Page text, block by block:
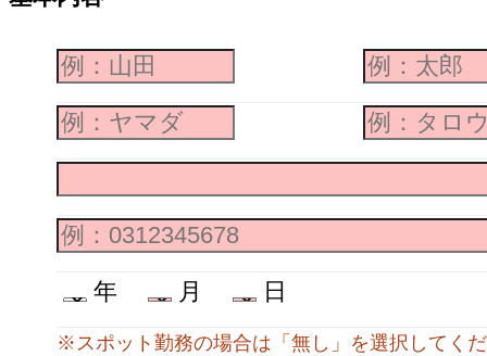
年 月 日
※スポット勤務の場合は「無し」を選択してく